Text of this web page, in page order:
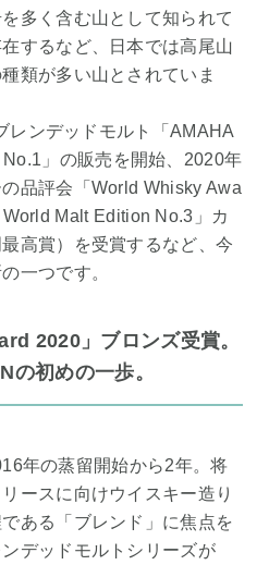
多く含む山として知られて
するなど、日本では高尾山
類が多い山とされていま
レンデッドモルト「AMAHA
」の販売を開始、2020年
品評会「World Whisky Awa
Malt Edition No.3」カ
高賞）を受賞するなど、今
一つです。
2020」ブロンズ受賞。
の初めの一歩。
年の蒸留開始から2年。将
ースに向けウイスキー造り
ある「ブレンド」に焦点を
デッドモルトシリーズが